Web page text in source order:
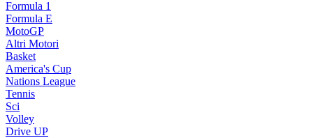
Formula 1
Formula E
MotoGP
Altri Motori
Basket
America's Cup
Nations League
Tennis
Sci
Volley
Drive UP